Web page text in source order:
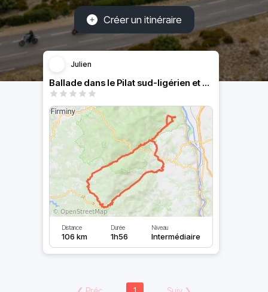
Créer un itinéraire
Julien
Ballade dans le Pilat sud-ligérien et nord-ardéchois
Distance
106 km
Durée
1h56
Niveau
Intermédiaire